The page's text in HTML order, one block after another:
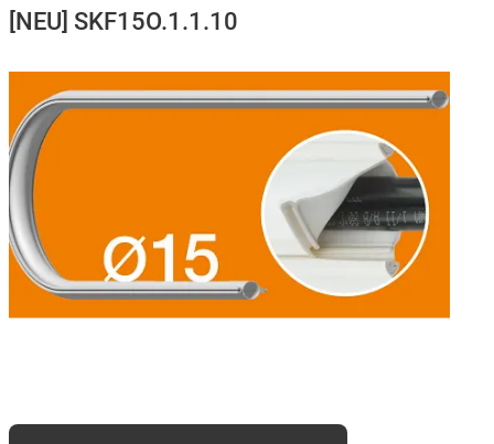
[NEU] SKF15O.1.1.10